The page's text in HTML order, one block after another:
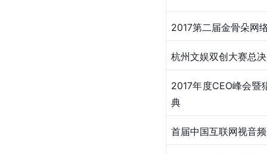
2017第二届金骨朵网
杭州文娱双创大赛总
​2017年度CEO峰会暨
典
首届中国互联网视音